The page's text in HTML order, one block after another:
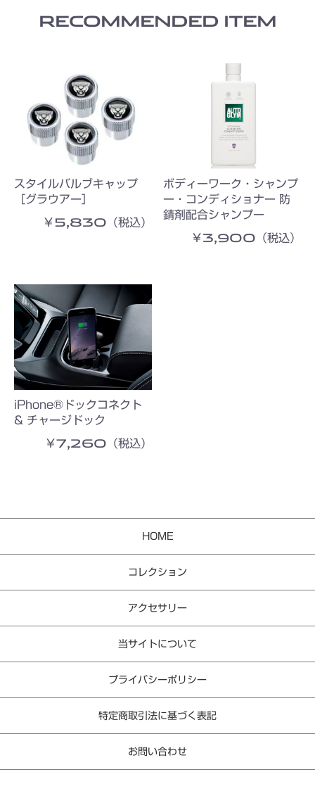
RECOMMENDED ITEM
スタイルバルブキャップ
［グラウアー］
￥5,830（税込）
ボディーワーク・シャンプ
ー・コンディショナー 防
錆剤配合シャンプー
￥3,900（税込）
iPhone®ドックコネクト
& チャージドック
￥7,260（税込）
HOME
コレクション
アクセサリー
当サイトについて
プライバシーポリシー
特定商取引法に基づく表記
お問い合わせ